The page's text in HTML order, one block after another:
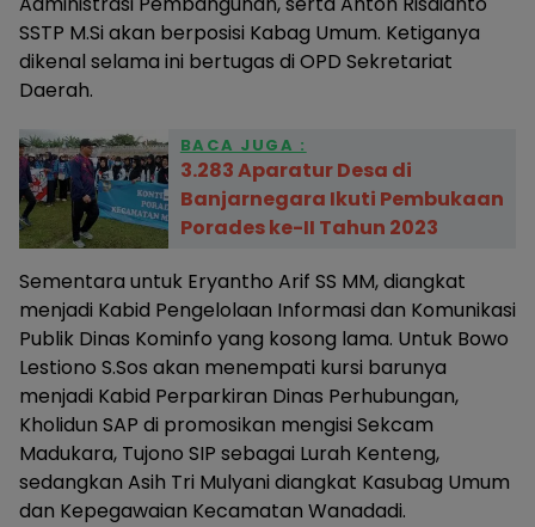
SSTP M.Si akan berposisi Kabag Umum. Ketiganya
dikenal selama ini bertugas di OPD Sekretariat
Daerah.
BACA JUGA :
3.283 Aparatur Desa di
Banjarnegara Ikuti Pembukaan
Porades ke-II Tahun 2023
Sementara untuk Eryantho Arif SS MM, diangkat
menjadi Kabid Pengelolaan Informasi dan Komunikasi
Publik Dinas Kominfo yang kosong lama. Untuk Bowo
Lestiono S.Sos akan menempati kursi barunya
menjadi Kabid Perparkiran Dinas Perhubungan,
Kholidun SAP di promosikan mengisi Sekcam
Madukara, Tujono SIP sebagai Lurah Kenteng,
sedangkan Asih Tri Mulyani diangkat Kasubag Umum
dan Kepegawaian Kecamatan Wanadadi.